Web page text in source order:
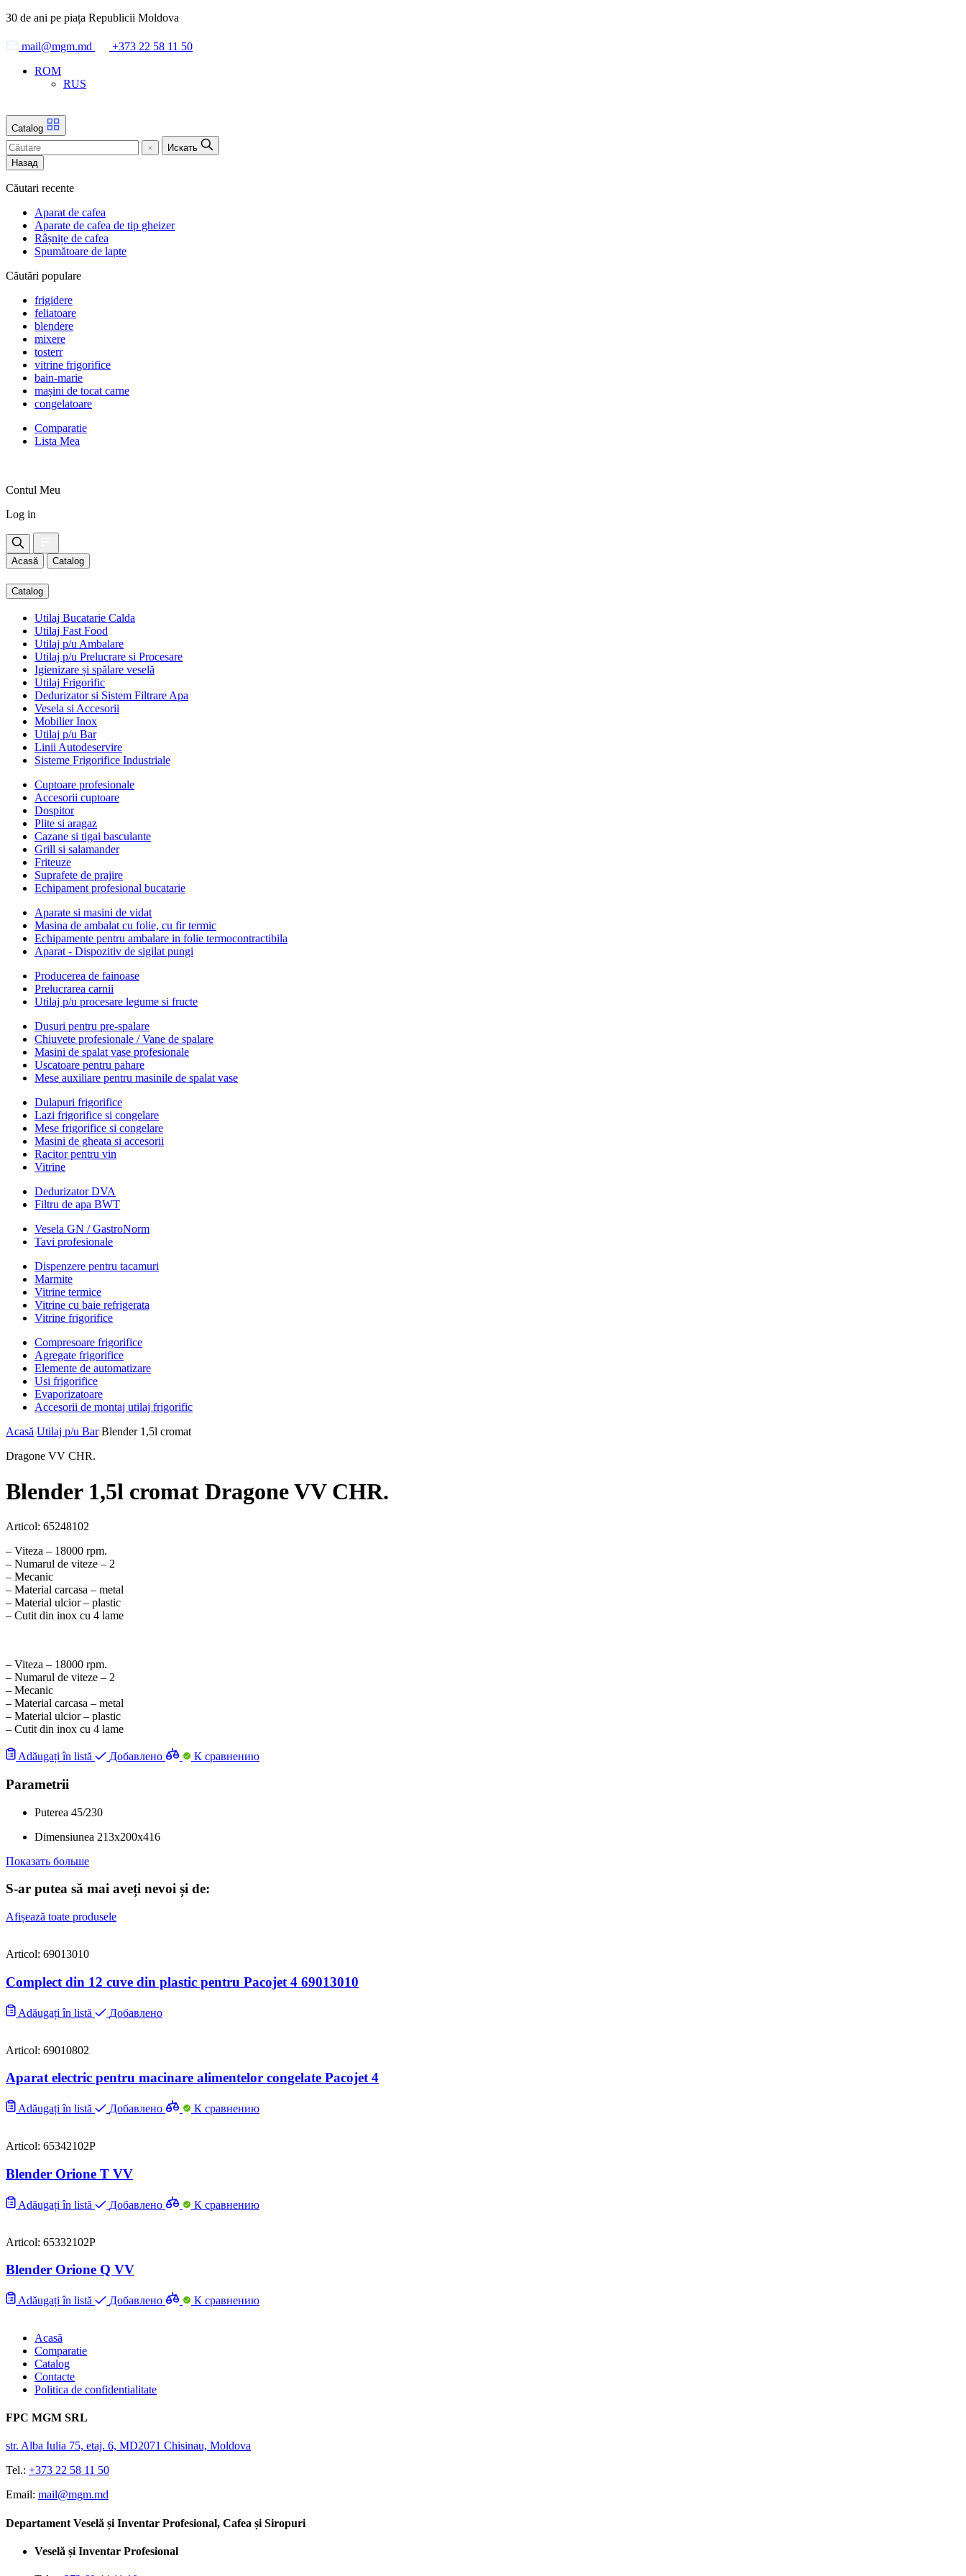
Skip
the
content
30 de ani pe piața Republicii Moldova
mail@mgm.md
+373 22 58 11 50
ROM
RUS
Catalog
Искать
Назад
Căutari recente
Aparat de cafea
Aparate de cafea de tip gheizer
Râșnițe de cafea
Spumătoare de lapte
Căutări populare
frigidere
feliatoare
blendere
mixere
tosterr
vitrine frigorifice
bain-marie
mașini de tocat carne
congelatoare
Comparatie
Lista Mea
Contul Meu
Log in
Acasă Catalog
Catalog
Utilaj Bucatarie Calda
Utilaj Fast Food
Utilaj p/u Ambalare
Utilaj p/u Prelucrare si Procesare
Igienizare și spălare veselă
Utilaj Frigorific
Dedurizator si Sistem Filtrare Apa
Vesela si Accesorii
Mobilier Inox
Utilaj p/u Bar
Linii Autodeservire
Sisteme Frigorifice Industriale
Cuptoare profesionale
Accesorii cuptoare
Dospitor
Plite si aragaz
Cazane si tigai basculante
Grill si salamander
Friteuze
Suprafete de prajire
Echipament profesional bucatarie
Aparate si masini de vidat
Masina de ambalat cu folie, cu fir termic
Echipamente pentru ambalare in folie termocontractibila
Aparat - Dispozitiv de sigilat pungi
Producerea de fainoase
Prelucrarea carnii
Utilaj p/u procesare legume si fructe
Dusuri pentru pre-spalare
Chiuvete profesionale / Vane de spalare
Masini de spalat vase profesionale
Uscatoare pentru pahare
Mese auxiliare pentru masinile de spalat vase
Dulapuri frigorifice
Lazi frigorifice si congelare
Mese frigorifice si congelare
Masini de gheata si accesorii
Racitor pentru vin
Vitrine
Dedurizator DVA
Filtru de apa BWT
Vesela GN / GastroNorm
Tavi profesionale
Dispenzere pentru tacamuri
Marmite
Vitrine termice
Vitrine cu baie refrigerata
Vitrine frigorifice
Compresoare frigorifice
Agregate frigorifice
Elemente de automatizare
Usi frigorifice
Evaporizatoare
Accesorii de montaj utilaj frigorific
Acasă Utilaj p/u Bar Blender 1,5l cromat
Dragone VV CHR.
Blender 1,5l cromat Dragone VV CHR.
Articol: 65248102
– Viteza – 18000 rpm.
– Numarul de viteze – 2
– Mecanic
– Material carcasa – metal
– Material ulcior – plastic
– Cutit din inox cu 4 lame
– Viteza – 18000 rpm.
– Numarul de viteze – 2
– Mecanic
– Material carcasa – metal
– Material ulcior – plastic
– Cutit din inox cu 4 lame
Adăugați în listă Добавлено К сравнению
Parametrii
Puterea 45/230
Dimensiunea 213x200x416
Показать больше
S-ar putea să mai aveți nevoi și de:
Afișează toate produsele
Articol: 69013010
Complect din 12 cuve din plastic pentru Pacojet 4 69013010
Adăugați în listă Добавлено
Articol: 69010802
Aparat electric pentru macinare alimentelor congelate Pacojet 4
Adăugați în listă Добавлено К сравнению
Articol: 65342102P
Blender Orione T VV
Adăugați în listă Добавлено К сравнению
Articol: 65332102P
Blender Orione Q VV
Adăugați în listă Добавлено К сравнению
Acasă
Comparatie
Catalog
Contacte
Politica de confidentialitate
FPC MGM SRL
str. Alba Iulia 75, etaj. 6, MD2071 Chisinau, Moldova
Tel.: +373 22 58 11 50
Email: mail@mgm.md
Departament Veselă și Inventar Profesional, Cafea și Siropuri
Veselă și Inventar Profesional